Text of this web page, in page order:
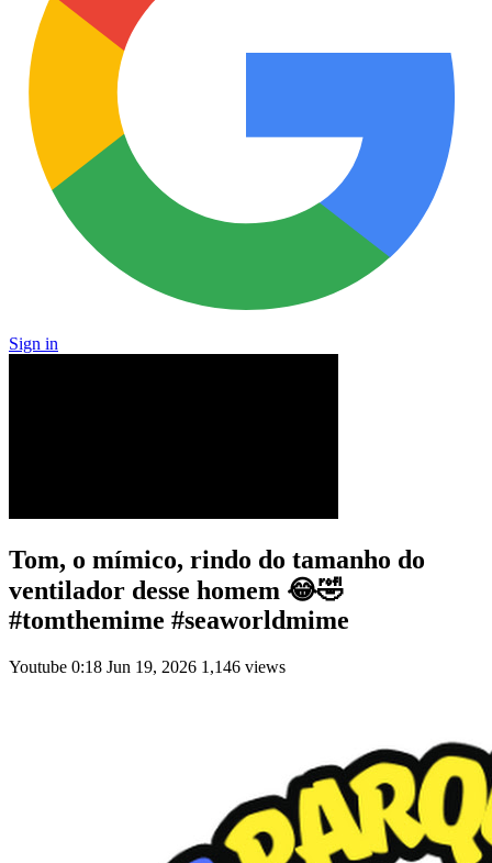
Sign in
Tom, o mímico, rindo do tamanho do
ventilador desse homem 😂🤣
#tomthemime #seaworldmime
Youtube 0:18 Jun 19, 2026 1,146 views